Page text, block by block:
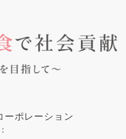
ーポレーション